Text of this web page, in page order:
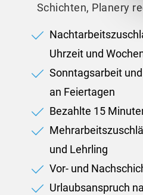
Schichten, Planery
Uhrzeit und
Sonntagsarbeit
an Feiertagen
Bezahlte 15
und Lehrling
Vor- und
Urlaubsanspruch